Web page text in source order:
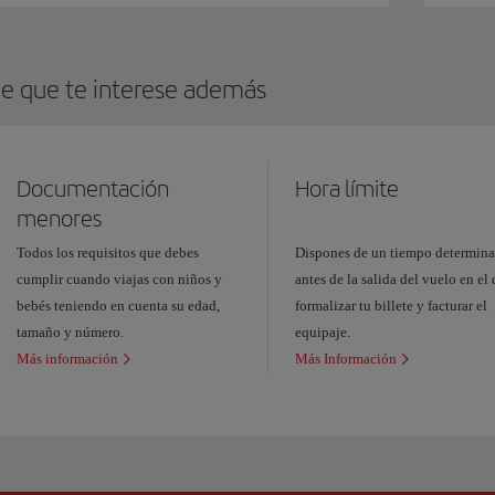
que te interese además
Documentación
menores
Todos los requisitos que debes
cumplir cuando viajas con niños y
bebés teniendo en cuenta su edad,
tamaño y número.
Más información
Hora límite
Dispones de un tiempo
antes de la salida del vuelo en el
formalizar tu billete y facturar el
equipaje.
Más Información